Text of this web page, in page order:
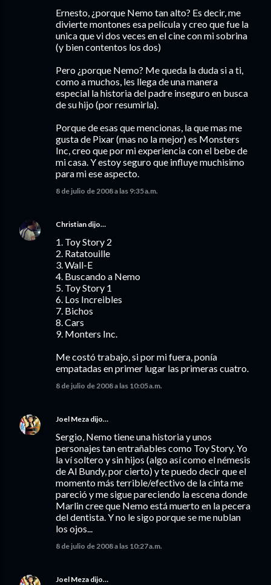
Ernesto, ¿porque Nemo tan alto? Es decir, me
divierte montones esa película y creo que fue la
unica que vi dos veces en el cine con mi sobrina
(y bien contentos los dos)
Pero ¿porque Nemo? Me queda la duda si a ti,
como a muchos, les llega de una manera
especial la historia del padre inseguro en busca
de su hijo (por resumirla).
Porque de esas que mencionas, la que mas me
gusta de Pixar (mas no la mejor) es Monsters
Inc, creo que por mi experiencia con el bebe de
mi casa. Y estoy seguro que influye muchisimo
para mi ese aspecto.
8 de julio de 2008 a las 9:35 a.m.
Christian dijo…
1. Toy Story 2
2. Ratatouille
3. Wall-E
4. Buscando a Nemo
5. Toy Story 1
6. Los Increibles
7. Bichos
8. Cars
9. Monters Inc.
Me costó trabajo, si por mi fuera, ponía
empatadas en primer lugar las primeras cuatro.
8 de julio de 2008 a las 10:05 a.m.
Joel Meza dijo…
Sergio, Nemo tiene una historia y unos
personajes tan entrañables como Toy Story. Yo
la ví soltero y sin hijos (algo así como el némesis
de Al Bundy, por cierto) y te puedo decir que el
momento más terrible/efectivo de la cinta me
pareció y me sigue pareciendo la escena donde
Marlin cree que Nemo está muerto en la pecera
del dentista. Y no le sigo porque se me nublan
los ojos...
8 de julio de 2008 a las 10:27 a.m.
Joel Meza dijo…